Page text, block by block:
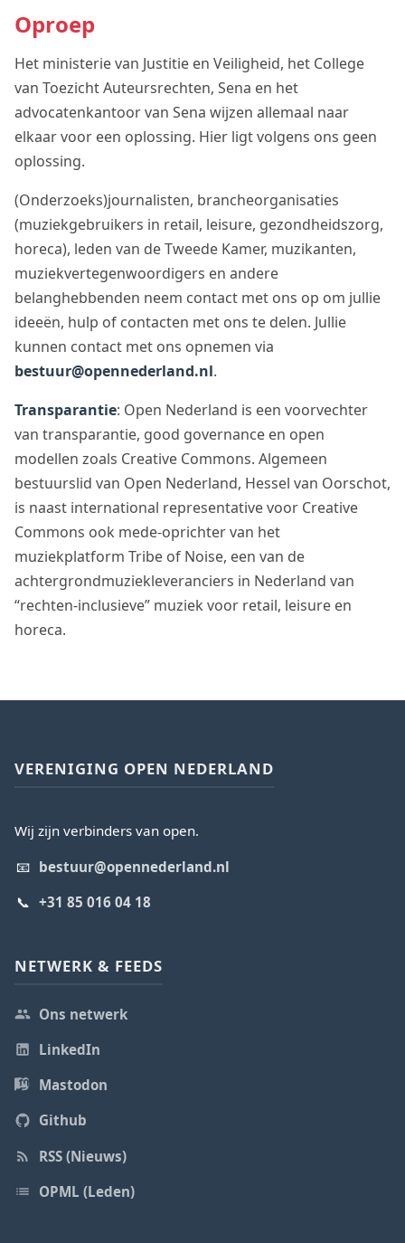
Oproep
Het ministerie van Justitie en Veiligheid, het College
van Toezicht Auteursrechten, Sena en het
advocatenkantoor van Sena wijzen allemaal naar
elkaar voor een oplossing. Hier ligt volgens ons geen
oplossing.
(Onderzoeks)journalisten, brancheorganisaties
(muziekgebruikers in retail, leisure, gezondheidszorg,
horeca), leden van de Tweede Kamer, muzikanten,
muziekvertegenwoordigers en andere
belanghebbenden neem contact met ons op om jullie
ideeën, hulp of contacten met ons te delen. Jullie
kunnen contact met ons opnemen via
bestuur@opennederland.nl.
Transparantie: Open Nederland is een voorvechter
van transparantie, good governance en open
modellen zoals Creative Commons. Algemeen
bestuurslid van Open Nederland, Hessel van Oorschot,
is naast international representative voor Creative
Commons ook mede-oprichter van het
muziekplatform Tribe of Noise, een van de
achtergrondmuziekleveranciers in Nederland van
“rechten-inclusieve” muziek voor retail, leisure en
horeca.
VERENIGING OPEN NEDERLAND
Wij zijn verbinders van open.
📧 bestuur@opennederland.nl
📞 +31 85 016 04 18
NETWERK & FEEDS
Ons netwerk
LinkedIn
Mastodon
Github
RSS (Nieuws)
OPML (Leden)